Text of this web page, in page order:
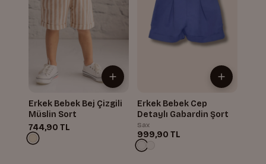
Erkek Bebek Bej Çizgili
Müslin Sort
744,90 TL
Erkek Bebek Cep
Detaylı Gabardin Şort
Sax
999,90 TL